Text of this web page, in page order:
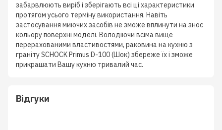
забарвлюють виріб і зберігають всі ці характеристики
протягом усього терміну використання. Навіть
застосування миючих засобів не зможе вплинути на знос
кольору поверхні моделі. Володіючи всіма вище
перерахованими властивостями, раковина на кухню з
граніту SCHOCK Primus D-100 (Шок) збереже їх і зможе
прикрашати Вашу кухню тривалий час.
Відгуки